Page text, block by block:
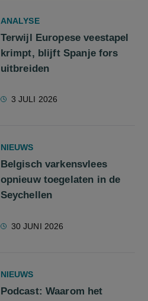
ANALYSE
Terwijl Europese veestapel
krimpt, blijft Spanje fors
uitbreiden
3 JULI 2026
NIEUWS
Belgisch varkensvlees
opnieuw toegelaten in de
Seychellen
30 JUNI 2026
NIEUWS
Podcast: Waarom het